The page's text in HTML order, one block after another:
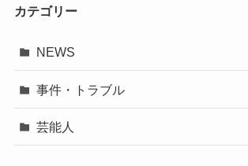
カテゴリー
NEWS
事件・トラブル
芸能人